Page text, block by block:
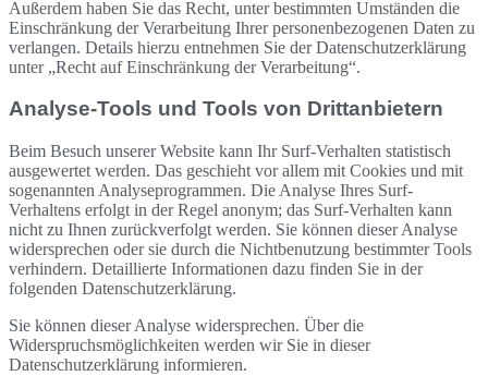
Außerdem haben Sie das Recht, unter bestimmten Umständen die
Einschränkung der Verarbeitung Ihrer personenbezogenen Daten zu
verlangen. Details hierzu entnehmen Sie der Datenschutzerklärung
unter „Recht auf Einschränkung der Verarbeitung“.
Analyse-Tools und Tools von Drittanbietern
Beim Besuch unserer Website kann Ihr Surf-Verhalten statistisch
ausgewertet werden. Das geschieht vor allem mit Cookies und mit
sogenannten Analyseprogrammen. Die Analyse Ihres Surf-
Verhaltens erfolgt in der Regel anonym; das Surf-Verhalten kann
nicht zu Ihnen zurückverfolgt werden. Sie können dieser Analyse
widersprechen oder sie durch die Nichtbenutzung bestimmter Tools
verhindern. Detaillierte Informationen dazu finden Sie in der
folgenden Datenschutzerklärung.
Sie können dieser Analyse widersprechen. Über die
Widerspruchsmöglichkeiten werden wir Sie in dieser
Datenschutzerklärung informieren.